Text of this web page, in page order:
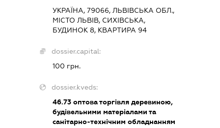
УКРАЇНА, 79066, ЛЬВІВСЬКА ОБЛ.,
МІСТО ЛЬВІВ, СИХІВСЬКА,
БУДИНОК 8, КВАРТИРА 94
dossier.capital:
100 грн.
dossier.kveds:
46.73оптова торгівля деревиною,
будівельними матеріалами та
санітарно-технічним обладнанням